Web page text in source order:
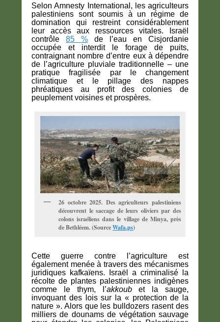
Selon Amnesty International, les agriculteurs
palestiniens sont soumis à un régime de
domination qui restreint considérablement
leur accès aux ressources vitales. Israël
contrôle 85 % de l’eau en Cisjordanie
occupée et interdit le forage de puits,
contraignant nombre d’entre eux à dépendre
de l’agriculture pluviale traditionnelle – une
pratique fragilisée par le changement
climatique et le pillage des nappes
phréatiques au profit des colonies de
peuplement voisines et prospères.
26 octobre 2025. Des agriculteurs palestiniens
découvrent le saccage de leurs oliviers par des
colons israéliens dans le village de Minya, près
de Bethléem. (SourceWafa.ps)
Cette guerre contre l’agriculture est
également menée à travers des mécanismes
juridiques kafkaïens. Israël a criminalisé la
récolte de plantes palestiniennes indigènes
comme le thym, l’akkoubet la sauge,
invoquant des lois sur la « protection de la
nature ». Alors que les bulldozers rasent des
milliers de dounams de végétation sauvage